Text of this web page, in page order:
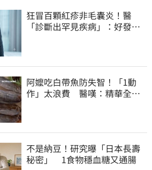
狂冒百顆紅疹非毛囊炎！醫
「診斷出罕見疾病」：好發這
阿嬤吃白帶魚防失智！「1動
作」太浪費 醫嘆：精華全沒
不是納豆！研究曝「日本長壽
秘密」 1食物穩血糖又通腸